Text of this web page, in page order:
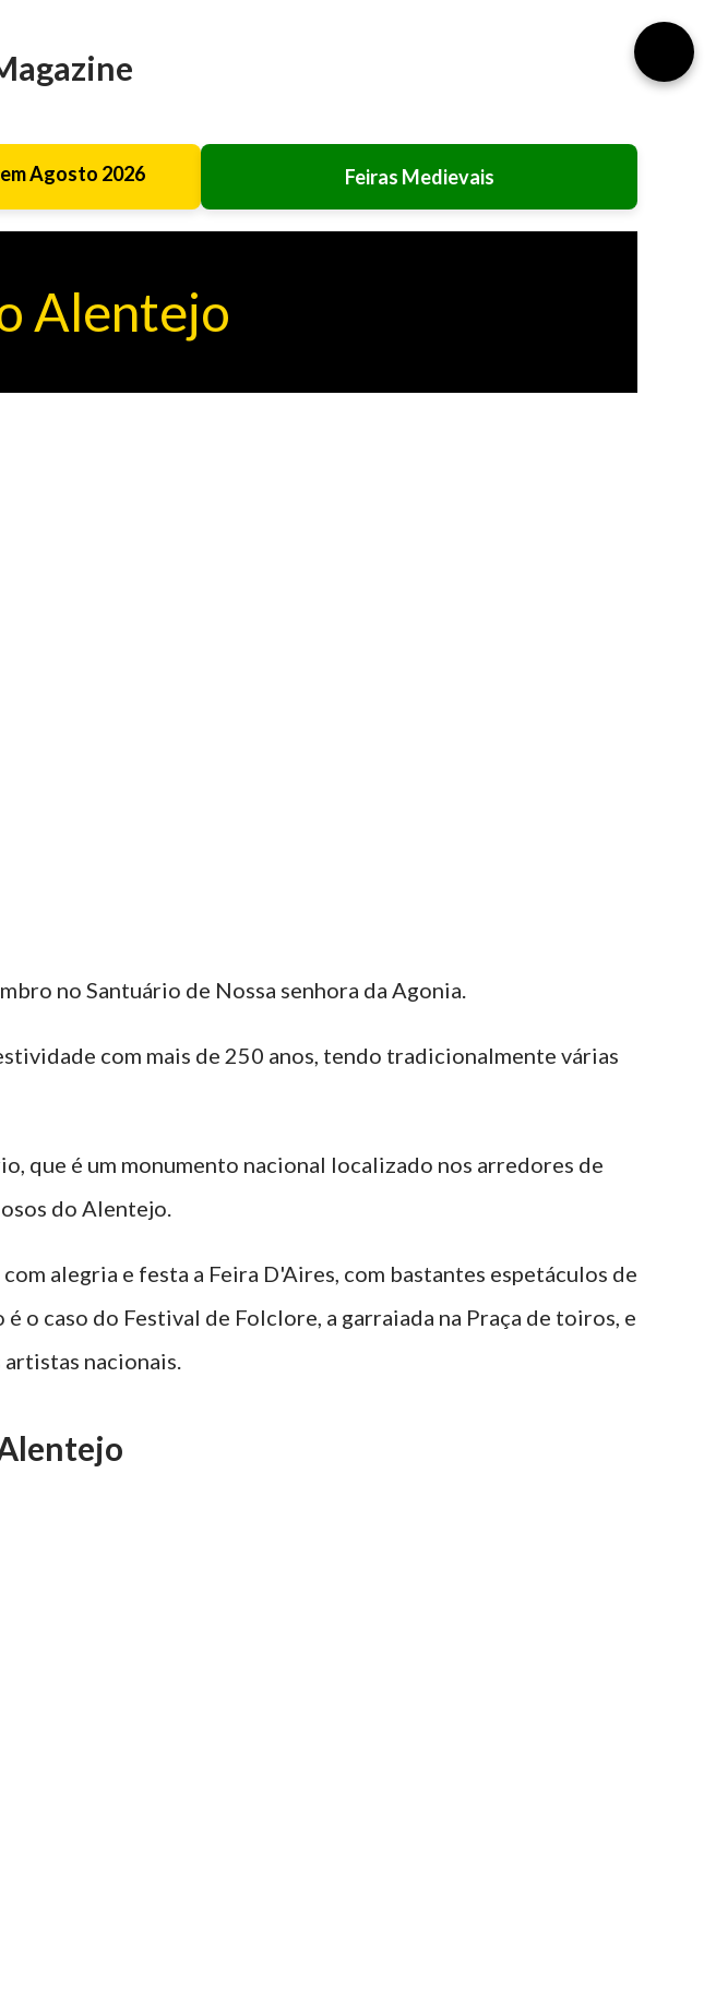
Agosto 2026 Feiras Medievais
Alentejo
no Santuário de Nossa senhora da Agonia.
com mais de 250 anos, tendo tradicionalmente várias
que é um monumento nacional localizado nos arredores de
do Alentejo.
alegria e festa a Feira D'Aires, com bastantes espetáculos de
o caso do Festival de Folclore, a garraiada na Praça de toiros, e
nacionais.